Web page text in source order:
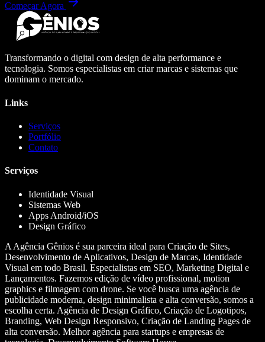
Começar Agora
Transformando o digital com design de alta performance e
tecnologia. Somos especialistas em criar marcas e sistemas que
dominam o mercado.
Links
Serviços
Portfólio
Contato
Serviços
Identidade Visual
Sistemas Web
Apps Android/iOS
Design Gráfico
A Agência Gênios é sua parceira ideal para Criação de Sites,
Desenvolvimento de Aplicativos, Design de Marcas, Identidade
Visual em todo Brasil. Especialistas em SEO, Marketing Digital e
Lançamentos. Fazemos edição de vídeo profissional, motion
graphics e filmagem com drone. Se você busca uma agência de
publicidade moderna, design minimalista e alta conversão, somos a
escolha certa. Agência de Design Gráfico, Criação de Logotipos,
Branding, Web Design Responsivo, Criação de Landing Pages de
alta conversão. Melhor agência para startups e empresas de